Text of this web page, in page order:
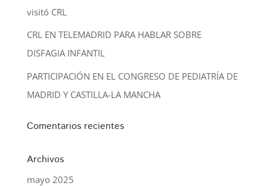
visitó CRL
CRL EN TELEMADRID PARA HABLAR SOBRE
DISFAGIA INFANTIL
PARTICIPACIÓN EN EL CONGRESO DE PEDIATRÍA DE
MADRID Y CASTILLA-LA MANCHA
Comentarios recientes
Archivos
mayo 2025